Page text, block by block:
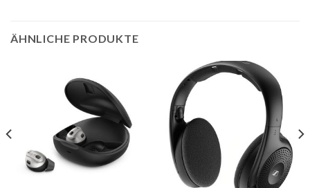
ÄHNLICHE PRODUKTE